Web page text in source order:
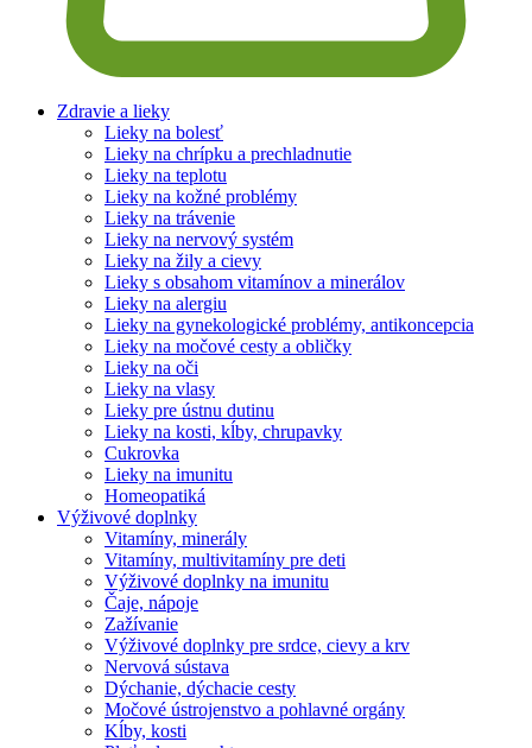
Zdravie a lieky
Lieky na bolesť
Lieky na chrípku a prechladnutie
Lieky na teplotu
Lieky na kožné problémy
Lieky na trávenie
Lieky na nervový systém
Lieky na žily a cievy
Lieky s obsahom vitamínov a minerálov
Lieky na alergiu
Lieky na gynekologické problémy, antikoncepcia
Lieky na močové cesty a obličky
Lieky na oči
Lieky na vlasy
Lieky pre ústnu dutinu
Lieky na kosti, kĺby, chrupavky
Cukrovka
Lieky na imunitu
Homeopatiká
Výživové doplnky
Vitamíny, minerály
Vitamíny, multivitamíny pre deti
Výživové doplnky na imunitu
Čaje, nápoje
Zažívanie
Výživové doplnky pre srdce, cievy a krv
Nervová sústava
Dýchanie, dýchacie cesty
Močové ústrojenstvo a pohlavné orgány
Kĺby, kosti